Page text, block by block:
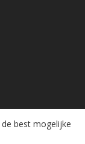
best mogelijke